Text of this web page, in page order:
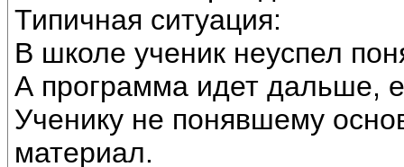
Типичная ситуация:
В школе ученик неуспел
А программа идет дальше,
Ученику не понявшему
материал.